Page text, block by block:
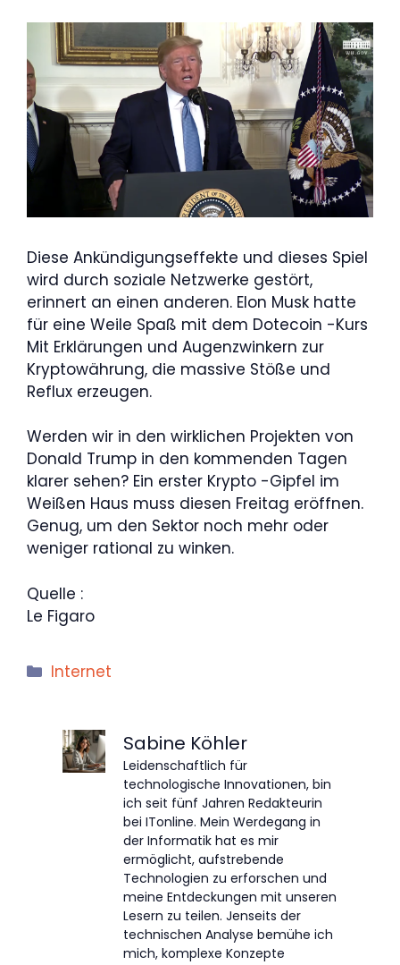
Diese Ankündigungseffekte und dieses Spiel
wird durch soziale Netzwerke gestört,
erinnert an einen anderen. Elon Musk hatte
für eine Weile Spaß mit dem Dotecoin -Kurs
Mit Erklärungen und Augenzwinkern zur
Kryptowährung, die massive Stöße und
Reflux erzeugen.
Werden wir in den wirklichen Projekten von
Donald Trump in den kommenden Tagen
klarer sehen? Ein erster Krypto -Gipfel im
Weißen Haus muss diesen Freitag eröffnen.
Genug, um den Sektor noch mehr oder
weniger rational zu winken.
Quelle :
Le Figaro
Kategorien
Internet
Sabine Köhler
Leidenschaftlich für
technologische Innovationen, bin
ich seit fünf Jahren Redakteurin
bei ITonline. Mein Werdegang in
der Informatik hat es mir
ermöglicht, aufstrebende
Technologien zu erforschen und
meine Entdeckungen mit unseren
Lesern zu teilen. Jenseits der
technischen Analyse bemühe ich
mich, komplexe Konzepte